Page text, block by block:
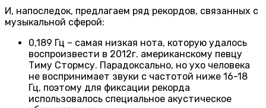
И, напоследок, предлагаем ряд рекордов, связанных с
музыкальной сферой:
0,189 Гц – самая низкая нота, которую удалось
воспроизвести в 2012г. американскому певцу
Тиму Стормсу. Парадоксально, но ухо человека
не воспринимает звуки с частотой ниже 16-18
Гц, поэтому для фиксации рекорда
использовалось специальное акустическое